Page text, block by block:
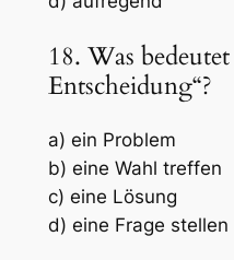
18. Was
Entscheidung“?
a) ein Problem
b) eine Wahl treffen
c) eine Lösung
d) eine Frage stellen